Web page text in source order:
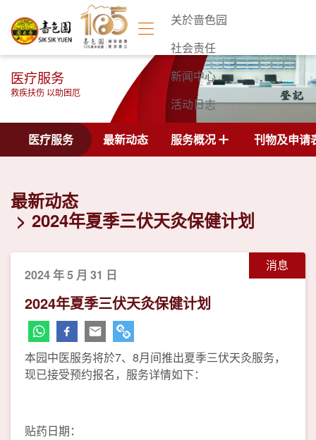
关於啬色园
社会责任
新闻中心
活动日志
联络我们
医疗服务
救疾扶伤 以助困厄
医疗服务 最新动态 服务概况 刊物及申请
最新动态
2024年夏季三伏天灸保健计划
消息
2024 年 5 月 31 日
2024年夏季三伏天灸保健计划
本园中医服务将於7、8月间推出夏季三伏天灸服务，
现已接受预约报名，服务详情如下：
贴药日期：